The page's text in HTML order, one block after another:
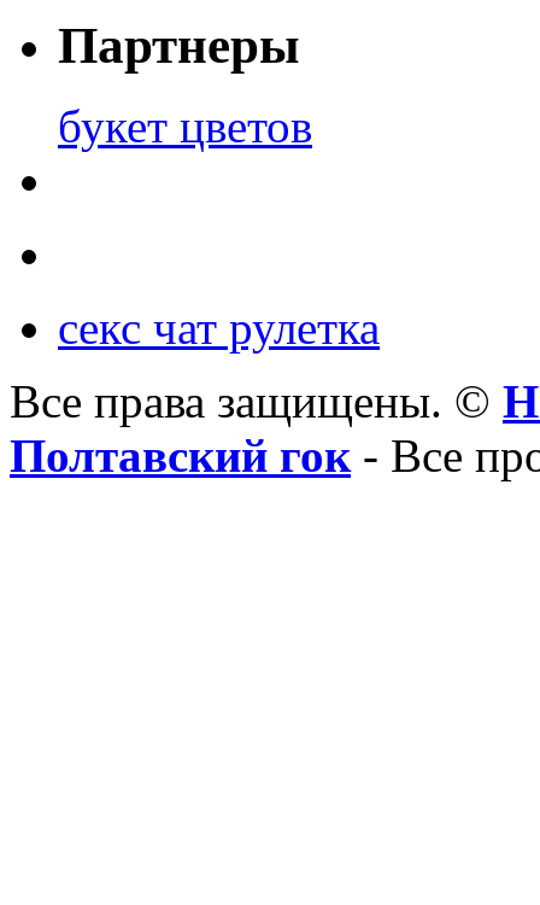
Партнеры
букет цветов
секс чат рулетка
Все права защищены. ©
Полтавский гок- Все